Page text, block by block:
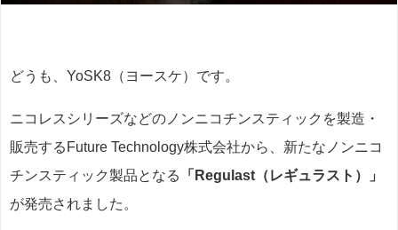
どうも、YoSK8（ヨースケ）です。
ニコレスシリーズなどのノンニコチンスティックを製造・
販売するFuture Technology株式会社から、新たなノンニコ
チンスティック製品となる
「Regulast（レギュラスト）」
が発売されました。